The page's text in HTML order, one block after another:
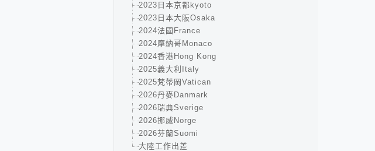
2023日本京都kyoto
2023日本大阪Osaka
2024法國France
2024摩納哥Monaco
2024香港Hong Kong
2025義大利Italy
2025梵蒂岡Vatican
2026丹麥Danmark
2026瑞典Sverige
2026挪威Norge
2026芬蘭Suomi
大陸工作出差